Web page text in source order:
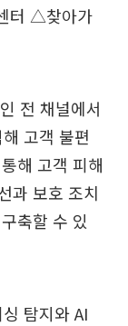
터 △찾아가
전 채널에서
고객 불편
해 고객 피해
과 보호 조치
축할 수 있
탐지와 AI